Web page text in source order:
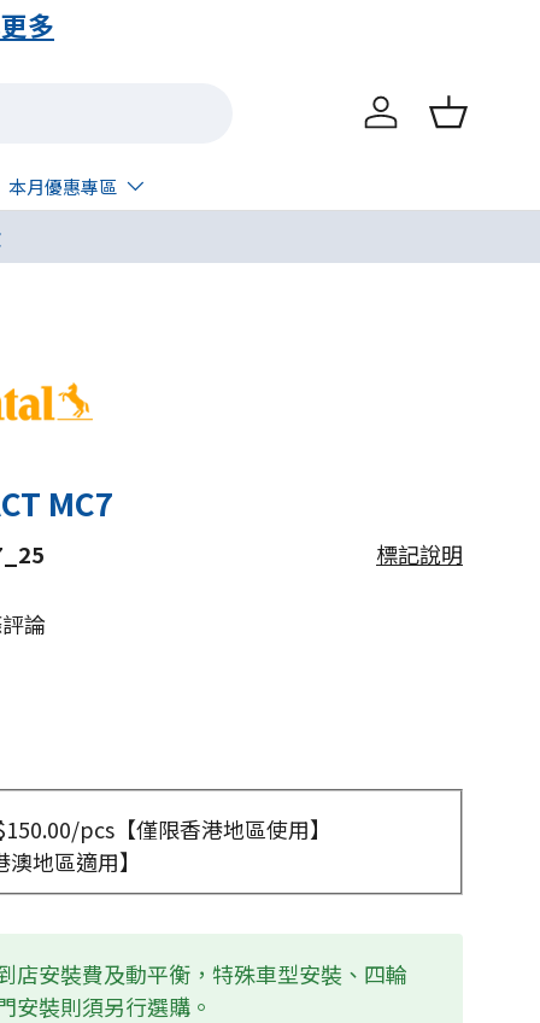
更多
登入 購物籃
本月優惠專區
MC7
標記說明
論
pcs【僅限香港地區使用】
地區適用】
店安裝費及動平衡，特殊車型安裝、四輪
安裝則須另行選購。